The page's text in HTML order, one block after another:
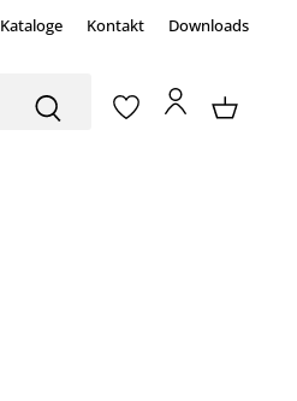
Kataloge Kontakt Downloads